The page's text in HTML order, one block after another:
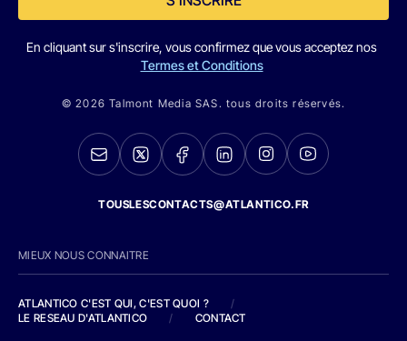
En cliquant sur s'inscrire, vous confirmez que vous acceptez nos
Termes et Conditions
© 2026 Talmont Media SAS. tous droits réservés.
TOUSLESCONTACTS@ATLANTICO.FR
MIEUX NOUS CONNAITRE
ATLANTICO C'EST QUI, C'EST QUOI ?
/
LE RESEAU D'ATLANTICO
/ CONTACT